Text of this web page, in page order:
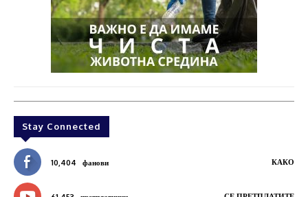
Stay Connected
10,404 фанови КАКО